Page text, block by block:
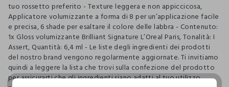
tuo rossetto preferito - Texture leggera e non appiccicosa,
Applicatore volumizzante a forma di 8 per un’applicazione facile
e precisa, 6 shade per esaltare il colore delle labbra - Contenuto:
1x Gloss volumizzante Brilliant Signature L’Oreal Paris, Tonalità: I
Assert, Quantità: 6,4 ml - Le liste degli ingredienti dei prodotti
del nostro brand vengono regolarmente aggiornate. Ti invitiamo
quindi a leggere la lista che trovi sulla confezione del prodotto
per assicurarti che gli ingredienti siano adatti al tuo utilizzo